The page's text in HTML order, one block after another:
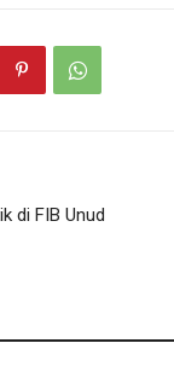
di FIB Unud